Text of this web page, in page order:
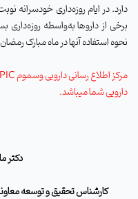
دارد. در ایام روزه‌داری خودسرانه
برخی از داروها به‌واسطه
نحوه استفاده آنها در ماه مبارک
مرکز اطلاع رسانی دارویی وسموم
دارویی شما میباشد.
دکتر
کارشناس تحقیق و توسعه